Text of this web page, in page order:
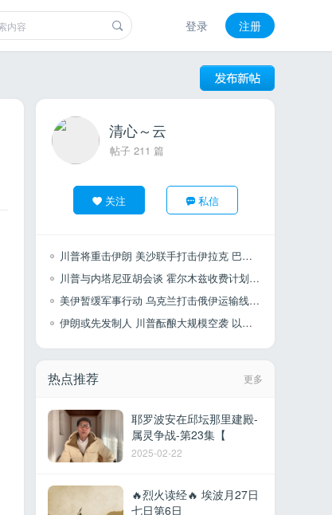
登录 注册
清心～云
帖子 211 篇
关注 私信
川普将重击伊朗 美沙联手打击伊拉克 巴列维展望以伊关系 扎米尔表示扩大兵力
川普与内塔尼亚胡会谈 霍尔木兹收费计划 土耳其干预以色列选举
美伊暂缓军事行动 乌克兰打击俄伊运输线 叙利亚寻求安全协议 土耳其不具备采购F35
伊朗或先发制人 川普酝酿大规模空袭 以军反恐行动 哈马斯遭重创 全国进入战备
热点推荐 更多
耶罗波安在邱坛那里建殿-
属灵争战-第23集【
2025-02-22
🔥烈火读经🔥 埃波月27日
七日第6日